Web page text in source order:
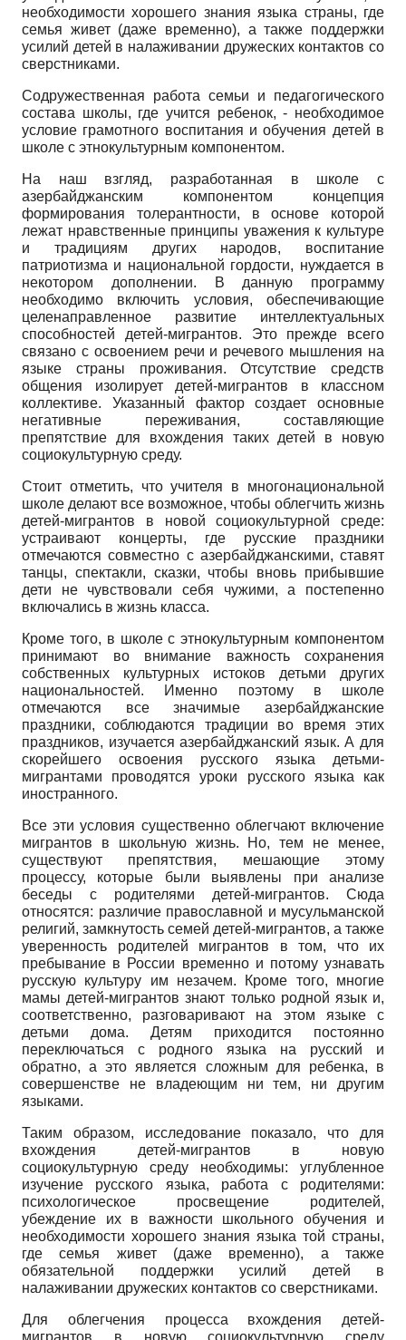
необходимости хорошего знания языка страны, где
семья живет (даже временно), а также поддержки
усилий детей в налаживании дружеских контактов со
сверстниками.
Содружественная работа семьи и педагогического
состава школы, где учится ребенок, - необходимое
условие грамотного воспитания и обучения детей в
школе с этнокультурным компонентом.
На наш взгляд, разработанная в школе с
азербайджанским компонентом концепция
формирования толерантности, в основе которой
лежат нравственные принципы уважения к культуре
и традициям других народов, воспитание
патриотизма и национальной гордости, нуждается в
некотором дополнении. В данную программу
необходимо включить условия, обеспечивающие
целенаправленное развитие интеллектуальных
способностей детей-мигрантов. Это прежде всего
связано с освоением речи и речевого мышления на
языке страны проживания. Отсутствие средств
общения изолирует детей-мигрантов в классном
коллективе. Указанный фактор создает основные
негативные переживания, составляющие
препятствие для вхождения таких детей в новую
социокультурную среду.
Стоит отметить, что учителя в многонациональной
школе делают все возможное, чтобы облегчить жизнь
детей-мигрантов в новой социокультурной среде:
устраивают концерты, где русские праздники
отмечаются совместно с азербайджанскими, ставят
танцы, спектакли, сказки, чтобы вновь прибывшие
дети не чувствовали себя чужими, а постепенно
включались в жизнь класса.
Кроме того, в школе с этнокультурным компонентом
принимают во внимание важность сохранения
собственных культурных истоков детьми других
национальностей. Именно поэтому в школе
отмечаются все значимые азербайджанские
праздники, соблюдаются традиции во время этих
праздников, изучается азербайджанский язык. А для
скорейшего освоения русского языка детьми-
мигрантами проводятся уроки русского языка как
иностранного.
Все эти условия существенно облегчают включение
мигрантов в школьную жизнь. Но, тем не менее,
существуют препятствия, мешающие этому
процессу, которые были выявлены при анализе
беседы с родителями детей-мигрантов. Сюда
относятся: различие православной и мусульманской
религий, замкнутость семей детей-мигрантов, а также
уверенность родителей мигрантов в том, что их
пребывание в России временно и потому узнавать
русскую культуру им незачем. Кроме того, многие
мамы детей-мигрантов знают только родной язык и,
соответственно, разговаривают на этом языке с
детьми дома. Детям приходится постоянно
переключаться с родного языка на русский и
обратно, а это является сложным для ребенка, в
совершенстве не владеющим ни тем, ни другим
языками.
Таким образом, исследование показало, что для
вхождения детей-мигрантов в новую
социокультурную среду необходимы: углубленное
изучение русского языка, работа с родителями:
психологическое просвещение родителей,
убеждение их в важности школьного обучения и
необходимости хорошего знания языка той страны,
где семья живет (даже временно), а также
обязательной поддержки усилий детей в
налаживании дружеских контактов со сверстниками.
Для облегчения процесса вхождения детей-
мигрантов в новую социокультурную среду